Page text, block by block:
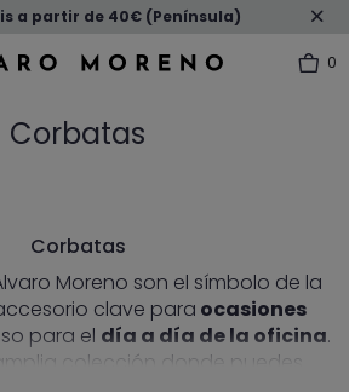
a partir de 40€ (Península)
0
Corbatas
Corbatas
Moreno son el símbolo de la
clave para ocasiones
para el día a día de la oficina.
colección donde puedes